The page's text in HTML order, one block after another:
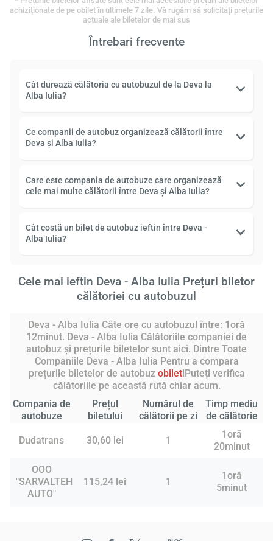
achiziționate de pe obilet în ultimele 7 zile. Vă rugăm să solicitați prețurile
actuale ale biletelor de mai sus
Întrebari frecvente
Cât durează călătoria cu autobuzul de la Deva la
Alba Iulia?
Ce companii de autobuz organizează călătorii între
Deva și Alba Iulia?
Care este compania de autobuze care organizează
cele mai multe călătorii între Deva și Alba Iulia?
Cât costă un bilet de autobuz ieftin între Deva -
Alba Iulia?
Cele mai ieftin Deva - Alba Iulia Prețuri biletor
călătoriei cu autobuzul
Deva - Alba Iulia Câte ore cu autobuzul între: 1oră
12minut. Deva - Alba Iulia Călătoriile companiei de
autobuz și prețurile biletelor sunt aici. Dintre Toate
Companiile Deva - Alba Iulia Pentru a compara
prețurile biletelor de autobuz obilet!Puteți verifica
călătoriile pe această rută chiar acum.
Compania de
autobuze
Prețul
biletului
Numărul de
călătorii pe zi
Timp mediu
de călătorie
Dudatrans 30,60 lei 1
1oră
20minut
OOO
"SARVALTEH
AUTO"
115,24 lei 1
1oră
5minut